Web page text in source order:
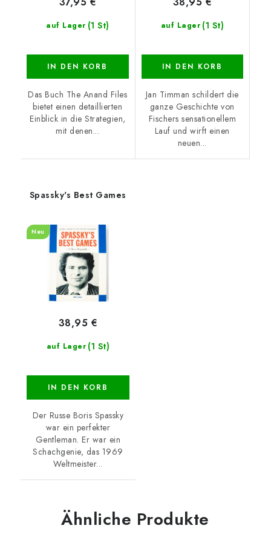
auf Lager (1 St)
IN DEN KORB
Das Buch The Anand Files
bietet einen detaillierten
Einblick in die Strategien,
mit denen...
auf Lager (1 St)
IN DEN KORB
Jan Timman schildert die
ganze Geschichte von
Fischers sensationellem
Lauf und wirft einen
neuen...
Spassky's Best Games
Neu
auf Lager (1 St)
38,95 €
IN DEN KORB
Der Russe Boris Spassky
war ein perfekter
Gentleman. Er war ein
Schachgenie, das 1969
Weltmeister...
Ähnliche Produkte